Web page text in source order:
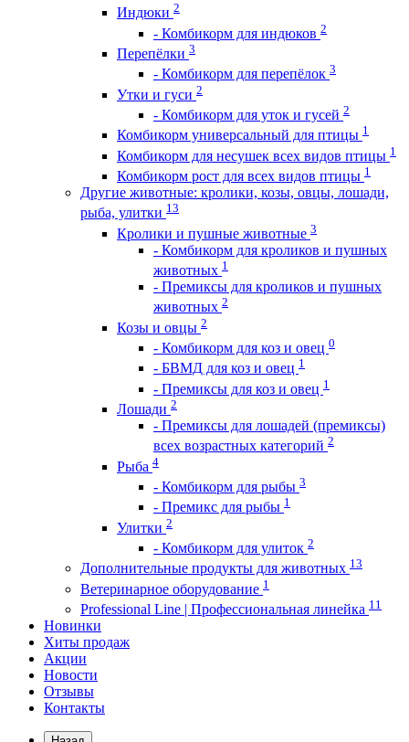
Индюки 2
- Комбикорм для индюков 2
Перепёлки 3
- Комбикорм для перепёлок 3
Утки и гуси 2
- Комбикорм для уток и гусей 2
Комбикорм универсальный для птицы 1
Комбикорм для несушек всех видов птицы 1
Комбикорм рост для всех видов птицы 1
Другие животные: кролики, козы, овцы, лошади,
рыба, улитки 13
Кролики и пушные животные 3
- Комбикорм для кроликов и пушных
животных 1
- Премиксы для кроликов и пушных
животных 2
Козы и овцы 2
- Комбикорм для коз и овец 0
- БВМД для коз и овец 1
- Премиксы для коз и овец 1
Лошади 2
- Премиксы для лошадей (премиксы)
всех возрастных категорий 2
Рыба 4
- Комбикорм для рыбы 3
- Премикс для рыбы 1
Улитки 2
- Комбикорм для улиток 2
Дополнительные продукты для животных 13
Ветеринарное оборудование 1
Professional Line | Профессиональная линейка 11
Новинки
Хиты продаж
Акции
Новости
Отзывы
Контакты